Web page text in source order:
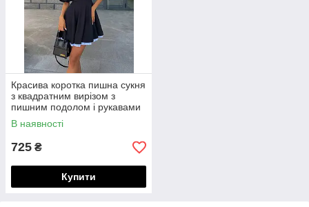
Красива коротка пишна сукня
з квадратним вирізом з
пишним подолом і рукавами
"ліхтариками"
В наявності
725 ₴
Купити